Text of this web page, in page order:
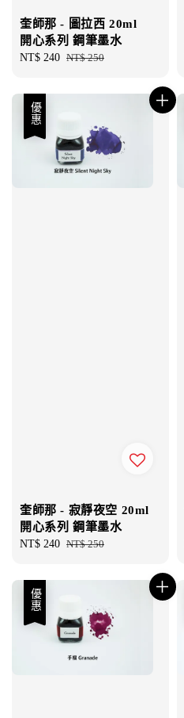
奎師那 - 圖拉西 20ml
開心系列 鋼筆墨水
Sale
NT$ 240 Regular
NT$ 250
優惠
奎師那 - 寂靜夜空 20ml
開心系列 鋼筆墨水
Sale
NT$ 240 Regular
NT$ 250
優惠